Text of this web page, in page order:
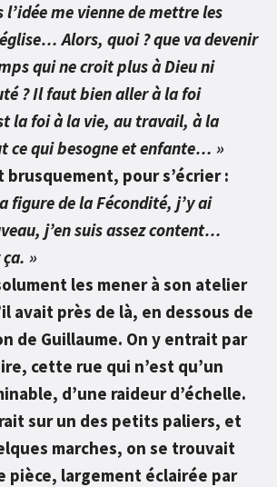
l’idée me vienne de mettre les
Alors, quoi ? que va devenir
qui ne croit plus à Dieu ni
? Il faut bien aller à la foi
la foi à la vie, au travail, à la
ce qui besogne et enfante… »
brusquement, pour s’écrier :
figure de la Fécondité, j’y ai
j’en suis assez content…
»
les mener à son atelier
avait près de là, en dessous de
de Guillaume. On y entrait par
cette rue qui n’est qu’un
d’une raideur d’échelle.
sur un des petits paliers, et
marches, on se trouvait
pièce, largement éclairée par